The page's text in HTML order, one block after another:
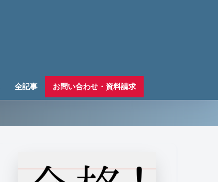
全記事 お問い合わせ・資料請求